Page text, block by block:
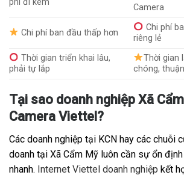
Camera
Chi phí ban đầu thấp hơn
Chi phí
riêng lẻ
Thời gian triển khai lâu,
phải tự lắp
Thời gian
chóng,
Tại sao doanh nghiệp Xã
Camera Viettel?
Các doanh nghiệp tại KCN hay các chuỗi
doanh tại Xã Cẩm Mỹ luôn cần sự ổn
nhanh. Internet Viettel doanh nghiệp kết